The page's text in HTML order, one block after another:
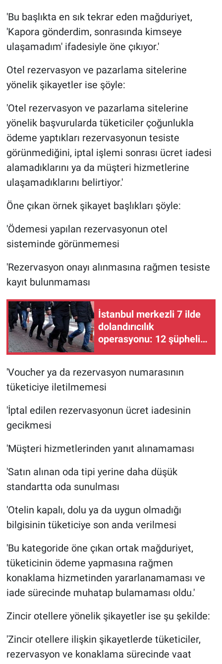
'Bu başlıkta en sık tekrar eden mağduriyet,
'Kapora gönderdim, sonrasında kimseye
ulaşamadım' ifadesiyle öne çıkıyor.'
Otel rezervasyon ve pazarlama sitelerine
yönelik şikayetler ise şöyle:
'Otel rezervasyon ve pazarlama sitelerine
yönelik başvurularda tüketiciler çoğunlukla
ödeme yaptıkları rezervasyonun tesiste
görünmediğini, iptal işlemi sonrası ücret iadesi
alamadıklarını ya da müşteri hizmetlerine
ulaşamadıklarını belirtiyor.'
Öne çıkan örnek şikayet başlıkları şöyle:
'Ödemesi yapılan rezervasyonun otel
sisteminde görünmemesi
'Rezervasyon onayı alınmasına rağmen tesiste
kayıt bulunmaması
İstanbul merkezli 7 ilde
dolandırıcılık
operasyonu: 12 şüpheli
'Voucher ya da rezervasyon numarasının
tüketiciye iletilmemesi
'İptal edilen rezervasyonun ücret iadesinin
gecikmesi
'Müşteri hizmetlerinden yanıt alınamaması
'Satın alınan oda tipi yerine daha düşük
standartta oda sunulması
'Otelin kapalı, dolu ya da uygun olmadığı
bilgisinin tüketiciye son anda verilmesi
'Bu kategoride öne çıkan ortak mağduriyet,
tüketicinin ödeme yapmasına rağmen
konaklama hizmetinden yararlanamaması ve
iade sürecinde muhatap bulamaması oldu.'
Zincir otellere yönelik şikayetler ise şu şekilde:
'Zincir otellere ilişkin şikayetlerde tüketiciler,
rezervasyon ve konaklama sürecinde vaat